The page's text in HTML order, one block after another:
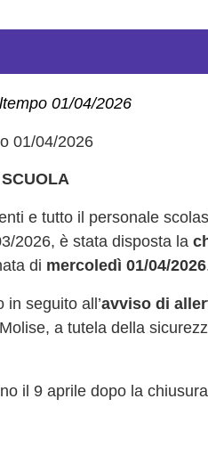
01/04/2026
01/04/2026
SCUOLA
2026, è stata disposta la
di mercoledì 01/04/2026
in seguito all’avviso di
a tutela della
il 9 aprile dopo la